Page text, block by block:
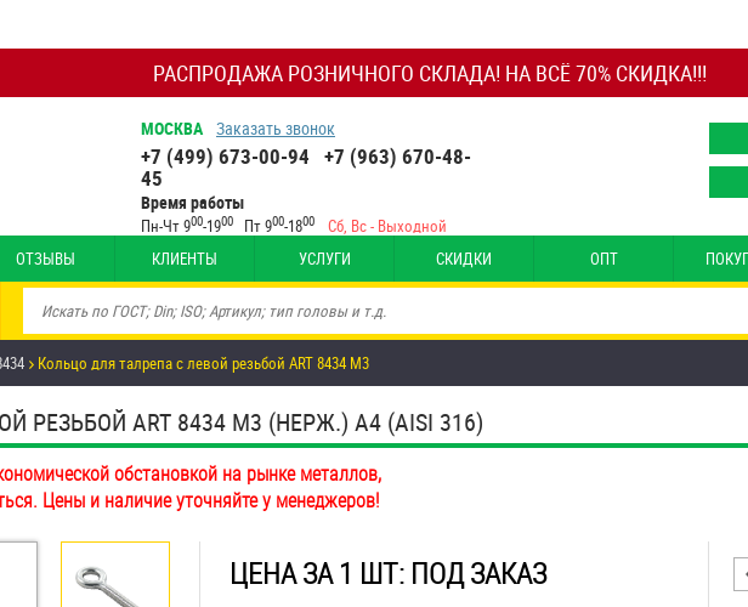
РАСПРОДАЖА РОЗНИЧНОГО СКЛАДА! НА ВСЁ 70% СКИДКА!!!
МОСКВА Заказать звонок
+7 (499) 673-00-94 +7 (963) 670-48-
45
Время работы
Пн-Чт 900-1900 Пт 900-1800 Сб, Вс - Выходной
ОТЗЫВЫ КЛИЕНТЫ УСЛУГИ СКИДКИ ОПТ
Кольцо для талрепа с левой резьбой ART 8434 М3
РЕЗЬБОЙ ART 8434 М3 (НЕРЖ.) A4 (AISI 316)
обстановкой на рынке металлов,
Цены и наличие уточняйте у менеджеров!
ЦЕНА ЗА 1 ШТ: ПОД ЗАКАЗ